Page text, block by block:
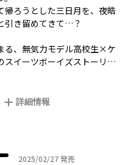
帰ろうとした三日月を、夜皓
引き留めてきて…？
る、無気力モデル高校生×ケ
スイーツボーイズストーリ…
詳細情報
2025/02/272025年02月27日
発売